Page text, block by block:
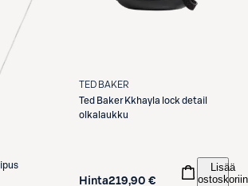
TED BAKER
Ted Baker Kkhayla lock detail
olkalaukku
Hinta219,90 €
Lisää
ostoskoriin